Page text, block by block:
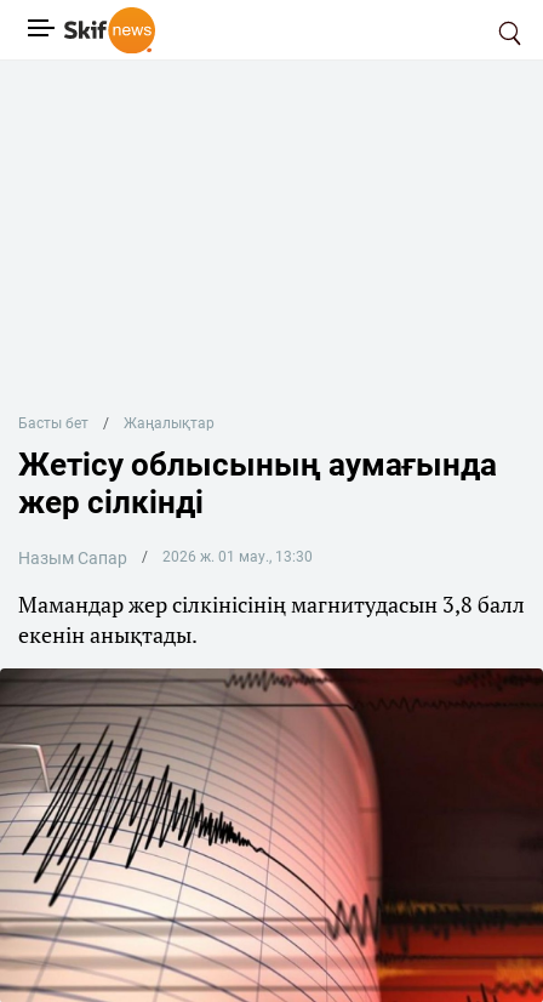
Басты бет Жаңалықтар
Жетісу облысының аумағында
жер сілкінді
Назым Сапар 2026 ж. 01 мау., 13:30
Мамандар жер сілкінісінің магнитудасын 3,8 балл
екенін анықтады.